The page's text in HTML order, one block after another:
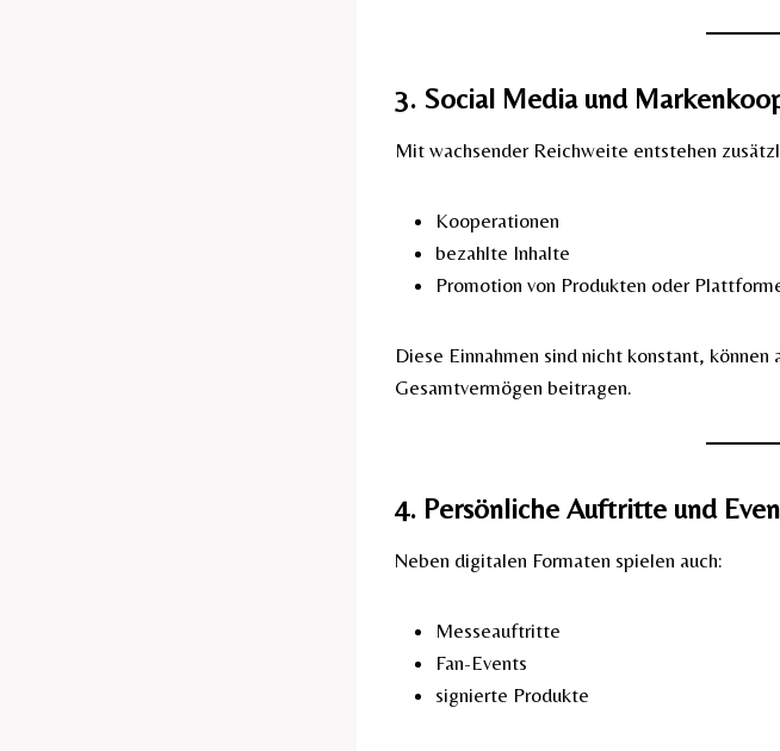
3. Social Media und
Mit wachsender Reichweite entstehen
Kooperationen
bezahlte Inhalte
Promotion von Produkten oder
Diese Einnahmen sind nicht konstant,
Gesamtvermögen beitragen.
4. Persönliche Auftritte und
Neben digitalen Formaten spielen auch:
Messeauftritte
Fan-Events
signierte Produkte